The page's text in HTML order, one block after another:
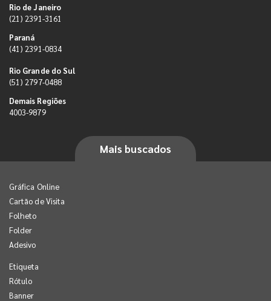
Rio de Janeiro
(21) 2391-3161
Paraná
(41) 2391-0834
Rio Grande do Sul
(51) 2797-0488
Demais Regiões
4003-9879
Mais buscados
Gráfica Online
Cartão de Visita
Folheto
Folder
Adesivo
Etiqueta
Rótulo
Banner